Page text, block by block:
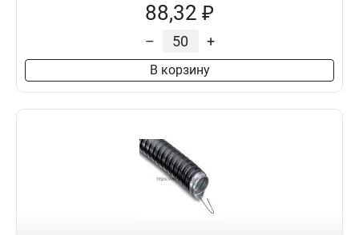
88,32 ₽
– +
В корзину